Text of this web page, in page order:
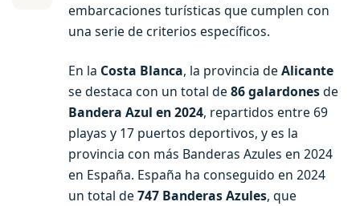
embarcaciones turísticas que cumplen con
una serie de criterios específicos.
En la Costa Blanca, la provincia de Alicante
se destaca con un total de 86 galardonesde
Bandera Azul en 2024, repartidos entre 69
playas y 17 puertos deportivos, y es la
provincia con más Banderas Azules en 2024
en España. España ha conseguido en 2024
un total de 747 Banderas Azules, que